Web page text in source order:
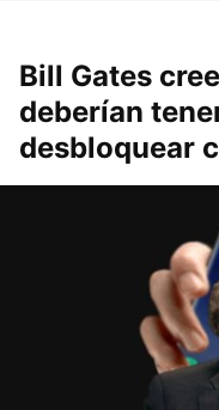
Bill Gates
deberían
desbloquear